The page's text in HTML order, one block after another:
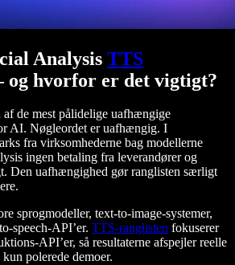
Analysis TTS
og hvorfor er det vigtigt?
af de mest pålidelige uafhængige
AI. Nøgleordet er uafhængig. I
fra virksomhederne bag modellerne
ingen betaling fra leverandører og
Den uafhængighed gør ranglisten særligt
sprogmodeller, text-to-image-systemer,
speech-API’er. TTS-ranglisten fokuserer
API’er, så resultaterne afspejler reelle
polerede demoer.